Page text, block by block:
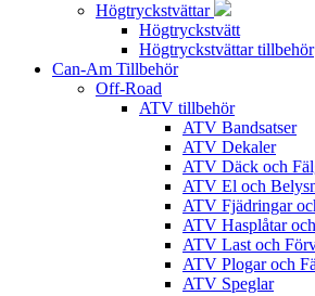
Högtryckstvättar
Högtryckstvätt
Högtryckstvättar tillbehör
Can-Am Tillbehör
Off-Road
ATV tillbehör
ATV Bandsatser
ATV Dekaler
ATV Däck och
ATV El och
ATV Fjädringar
ATV Hasplåtar
ATV Last och
ATV Plogar och
ATV Speglar